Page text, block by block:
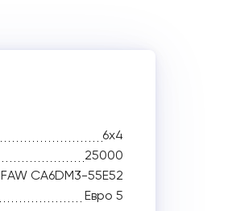
6x4
25000
FAW CA6DM3-55E52
Евро 5